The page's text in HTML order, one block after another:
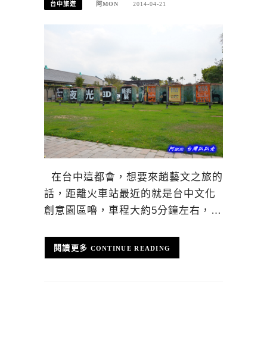
台中旅遊 阿MON 2014-04-21
在台中這都會，想要來趟藝文之旅的
話，距離火車站最近的就是台中文化
創意園區嚕，車程大約5分鐘左右，…
CONTINUE READING